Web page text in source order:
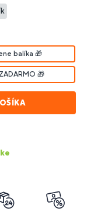
balíka 🎁
🎁